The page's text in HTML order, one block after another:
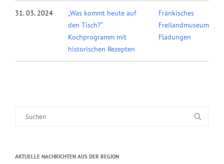
31. 03. 2024
„Was kommt heute auf
den Tisch?“
Kochprogramm mit
historischen Rezepten
Fränkisches
Freilandmuseum
Fladungen
AKTUELLE NACHRICHTEN AUS DER REGION